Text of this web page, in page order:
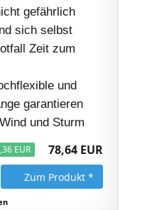
gefährlich
sich selbst
Zeit zum
und
garantieren
und Sturm
EUR 78,64 EUR
Zum Produkt *